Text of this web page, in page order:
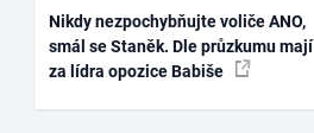
Nikdy nezpochybňujte voliče ANO,
smál se Staněk. Dle průzkumu mají
za lídra opozice Babiše